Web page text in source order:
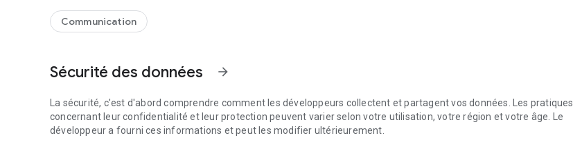
Communication
Sécurité des données arrow_forward
La sécurité, c'est d'abord comprendre comment les développeurs collectent et partagent vos données. Les pratiques
concernant leur confidentialité et leur protection peuvent varier selon votre utilisation, votre région et votre âge. Le
développeur a fourni ces informations et peut les modifier ultérieurement.